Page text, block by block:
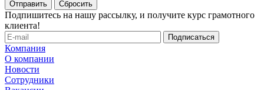
Сбросить
Подпишитесь на нашу рассылку, и получите курс грамотного
клиента!
Компания
О компании
Новости
Сотрудники